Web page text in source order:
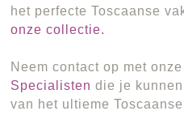
het perfecte Toscaanse
onze collectie.
Neem contact op met
Specialisten die je
van het ultieme